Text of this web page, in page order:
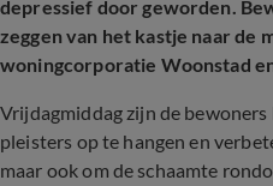
depressief door geworden.
zeggen van het kastje naar de
woningcorporatie Woonstad
Vrijdagmiddag zijn de
pleisters op te hangen en
maar ook om de schaamte